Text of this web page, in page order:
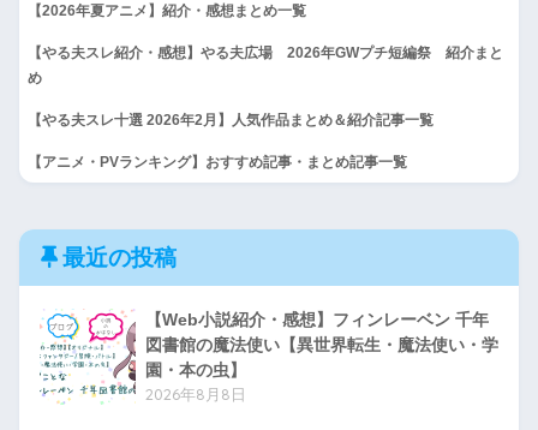
【2026年夏アニメ】紹介・感想まとめ一覧
【やる夫スレ紹介・感想】やる夫広場 2026年GWプチ短編祭 紹介まと
め
【やる夫スレ十選 2026年2月】人気作品まとめ＆紹介記事一覧
【アニメ・PVランキング】おすすめ記事・まとめ記事一覧
最近の投稿
【Web小説紹介・感想】フィンレーベン 千年
図書館の魔法使い【異世界転生・魔法使い・学
園・本の虫】
2026年8月8日